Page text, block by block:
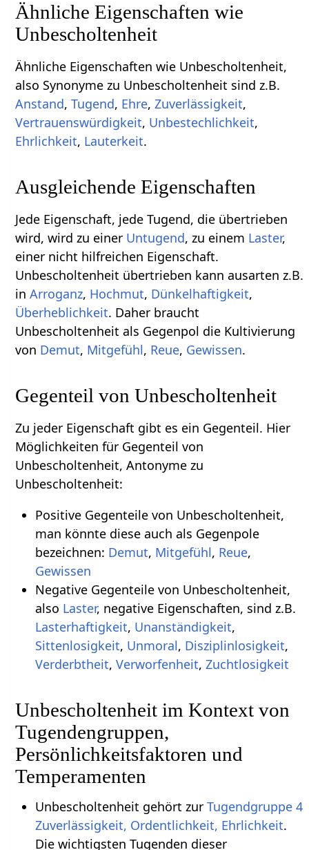
Ähnliche Eigenschaften wie
Unbescholtenheit
Ähnliche Eigenschaften wie Unbescholtenheit,
also Synonyme zu Unbescholtenheit sind z.B.
Anstand,Tugend, Ehre,Zuverlässigkeit,
Vertrauenswürdigkeit, Unbestechlichkeit,
Ehrlichkeit, Lauterkeit.
Ausgleichende Eigenschaften
Jede Eigenschaft, jede Tugend, die übertrieben
wird, wird zu einer Untugend, zu einem Laster,
einer nicht hilfreichen Eigenschaft.
Unbescholtenheit übertrieben kann ausarten z.B.
inArroganz, Hochmut, Dünkelhaftigkeit,
Überheblichkeit. Daher braucht
Unbescholtenheit als Gegenpol die Kultivierung
von Demut, Mitgefühl, Reue, Gewissen.
Gegenteil von Unbescholtenheit
Zu jeder Eigenschaft gibt es ein Gegenteil. Hier
Möglichkeiten für Gegenteil von
Unbescholtenheit, Antonyme zu
Unbescholtenheit:
Positive Gegenteile von Unbescholtenheit,
man könnte diese auch als Gegenpole
bezeichnen: Demut, Mitgefühl, Reue,
Gewissen
Negative Gegenteile von Unbescholtenheit,
also Laster, negative Eigenschaften, sind z.B.
Lasterhaftigkeit, Unanständigkeit,
Sittenlosigkeit, Unmoral, Disziplinlosigkeit,
Verderbtheit, Verworfenheit, Zuchtlosigkeit
Unbescholtenheit im Kontext von
Tugendengruppen,
Persönlichkeitsfaktoren und
Temperamenten
Unbescholtenheit gehört zur Tugendgruppe 4
Zuverlässigkeit, Ordentlichkeit, Ehrlichkeit.
Die wichtigsten Tugenden dieser